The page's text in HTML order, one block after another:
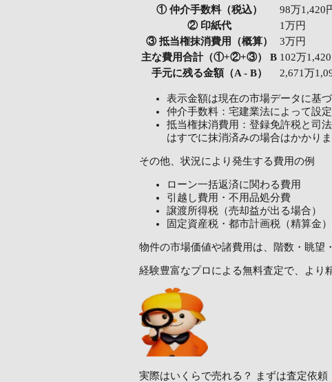
① 仲介手数料（税込）
98万1,420
② 印紙代
1万円
③ 抵当権抹消費用（概算）
3万円
主な費用合計（①+②+③） B 102万
手元に残る金額（A - B）
2,671万
表示金額は現在の市場データに基
仲介手数料：宅建業法によって設
抵当権抹消費用：登録免許税と司
はすでに抹消済みの場合はかかり
その他、状況により発生する費用の例
ローン一括返済に関わる費用
引越し費用・不用品処分費
譲渡所得税（売却益が出る場合）
固定資産税・都市計画税（精算金
物件の市場価値や諸費用は、階数・眺望
経験豊富なプロによる無料査定で、より
実際はいくらで売れる？ まずは査定依頼